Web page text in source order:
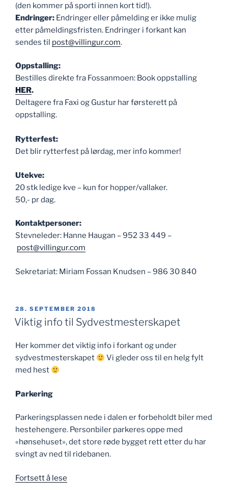
(den kommer på sporti innen kort tid!).
Endringer: Endringer eller påmelding er ikke mulig
etter påmeldingsfristen. Endringer i forkant kan
sendes til post@villingur.com.
Oppstalling:
Bestilles direkte fra Fossanmoen: Book oppstalling
HER.
Deltagere fra Faxi og Gustur har førsterett på
oppstalling.
Rytterfest:
Det blir rytterfest på lørdag, mer info kommer!
Utekve:
20 stk ledige kve – kun for hopper/vallaker.
50,- pr dag.
Kontaktpersoner:
Stevneleder: Hanne Haugan – 952 33 449 –
post@villingur.com
Sekretariat: Miriam Fossan Knudsen – 986 30 840
PUBLISERT
28. SEPTEMBER 2018
Viktig info til Sydvestmesterskapet
Her kommer det viktig info i forkant og under
sydvestmesterskapet
Vi gleder oss til en helg fylt
med hest
Parkering
Parkeringsplassen nede i dalen er forbeholdt biler med
hestehengere. Personbiler parkeres oppe med
«hønsehuset», det store røde bygget rett etter du har
svingt av ned til ridebanen.
Fortsett å lese